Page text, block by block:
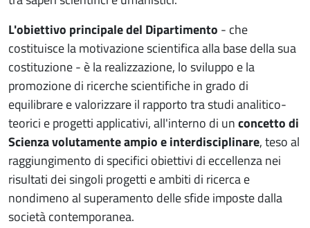
L'obiettivo principale del Dipartimento - che
costituisce la motivazione scientifica alla base della sua
costituzione - è la realizzazione, lo sviluppo e la
promozione di ricerche scientifiche in grado di
equilibrare e valorizzare il rapporto tra studi analitico-
teorici e progetti applicativi, all'interno di unconcetto di
Scienza volutamente ampio e interdisciplinare, teso al
raggiungimento di specifici obiettivi di eccellenza nei
risultati dei singoli progetti e ambiti di ricerca e
nondimeno al superamento delle sfide imposte dalla
società contemporanea.